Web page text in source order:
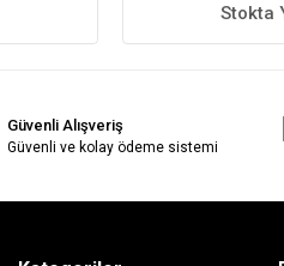
Stokta
Güvenli Alışveriş
Güvenli ve kolay ödeme sistemi